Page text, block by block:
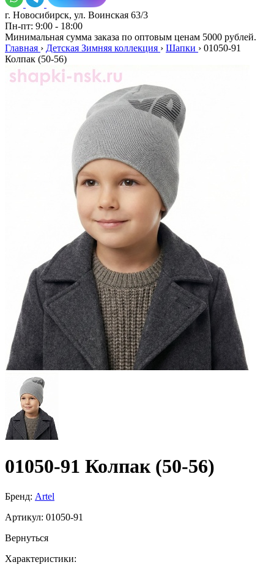
г. Новосибирск, ул. Воинская 63/3
Пн-пт: 9:00 - 18:00
Минимальная сумма заказа по оптовым ценам 5000 рублей.
Главная › Детская Зимняя коллекция › Шапки › 01050-91
Колпак (50-56)
01050-91 Колпак (50-56)
Бренд: Artel
Артикул: 01050-91
Вернуться
Характеристики: